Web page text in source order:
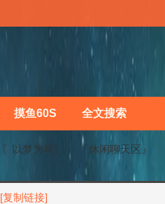
摸鱼60S 全文搜索
〖以梦为马〗 『休闲聊天区』
[复制链接]